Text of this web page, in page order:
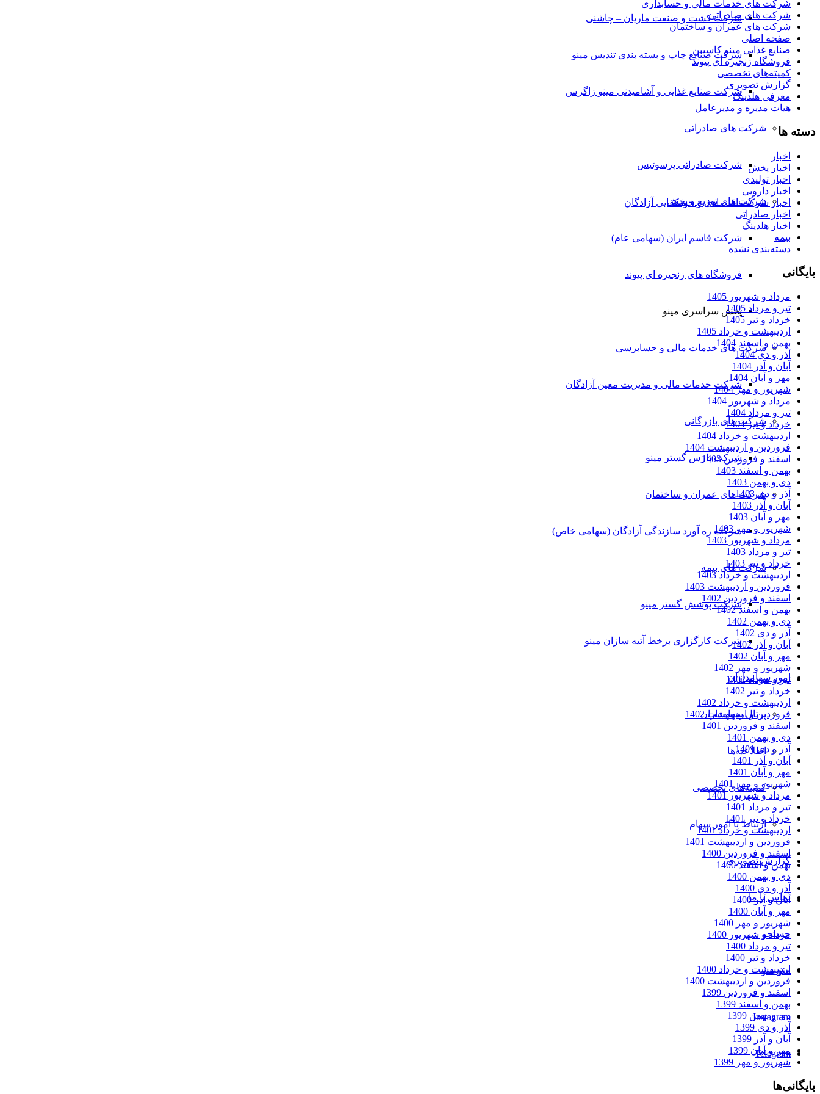
شرکت کشت و صنعت ماریان – چاشنی
شرکت صنایع چاپ و بسته بندی تندیس مینو
شرکت صنایع غذایی و آشامیدنی مینو زاگرس
شرکت های صادراتی
شرکت صادراتی پرسوئیس
شرکت های توزیع و پخش
شرکت قاسم ایران (سهامی عام)
فروشگاه های زنجیره ای پیوند
پخش سراسری مینو
شرکت های خدمات مالی و حسابرسی
شرکت خدمات مالی و مدیریت معین آزادگان
شرکت های بازرگانی
شرکت پارس گستر مینو
شرکت های عمران و ساختمان
شرکت ره آورد سازندگی آزادگان (سهامی خاص)
شرکت های بیمه
شرکت پوشش گستر مینو
شرکت کارگزاری برخط آتیه سازان مینو
امور سهامداران
پرتال سهامداران
اطلاعیه‌ها
کمیته‌های تخصصی
ارتباط با امور سهام
گزارش تصویری
تماس با ما
جستجو
منو منو
Instagram
Telegram
شرکت های خدمات مالی و حسابداری
شرکت های صادراتی
شرکت های عمران و ساختمان
صفحه اصلی
صنایع غذایی مینو کاسپین
فروشگاه زنجیره ای پیوند
کمیته‌های تخصصی
گزارش تصویری
معرفی هلدینگ
هیات مدیره و مدیرعامل
دسته ها
اخبار
اخبار پخش
اخبار تولیدی
اخبار دارویی
اخبار شرکت اقتصادی و خودکفایی آزادگان
اخبار صادراتی
اخبار هلدینگ
بیمه
دسته‌بندی نشده
بایگانی
مرداد و شهریور 1405
تیر و مرداد 1405
خرداد و تیر 1405
اردیبهشت و خرداد 1405
بهمن و اسفند 1404
آذر و دی 1404
آبان و آذر 1404
مهر و آبان 1404
شهریور و مهر 1404
مرداد و شهریور 1404
تیر و مرداد 1404
خرداد و تیر 1404
اردیبهشت و خرداد 1404
فروردین و اردیبهشت 1404
اسفند و فروردین 1403
بهمن و اسفند 1403
دی و بهمن 1403
آذر و دی 1403
آبان و آذر 1403
مهر و آبان 1403
شهریور و مهر 1403
مرداد و شهریور 1403
تیر و مرداد 1403
خرداد و تیر 1403
اردیبهشت و خرداد 1403
فروردین و اردیبهشت 1403
اسفند و فروردین 1402
بهمن و اسفند 1402
دی و بهمن 1402
آذر و دی 1402
آبان و آذر 1402
مهر و آبان 1402
شهریور و مهر 1402
تیر و مرداد 1402
خرداد و تیر 1402
اردیبهشت و خرداد 1402
فروردین و اردیبهشت 1402
اسفند و فروردین 1401
دی و بهمن 1401
آذر و دی 1401
آبان و آذر 1401
مهر و آبان 1401
شهریور و مهر 1401
مرداد و شهریور 1401
تیر و مرداد 1401
خرداد و تیر 1401
اردیبهشت و خرداد 1401
فروردین و اردیبهشت 1401
اسفند و فروردین 1400
بهمن و اسفند 1400
دی و بهمن 1400
آذر و دی 1400
آبان و آذر 1400
مهر و آبان 1400
شهریور و مهر 1400
مرداد و شهریور 1400
تیر و مرداد 1400
خرداد و تیر 1400
اردیبهشت و خرداد 1400
فروردین و اردیبهشت 1400
اسفند و فروردین 1399
بهمن و اسفند 1399
دی و بهمن 1399
آذر و دی 1399
آبان و آذر 1399
مهر و آبان 1399
شهریور و مهر 1399
بایگانی‌ها